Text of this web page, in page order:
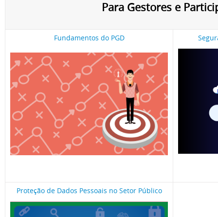
Para Gestores e
Fundamentos do PGD
Proteção de Dados Pessoais no Setor Público